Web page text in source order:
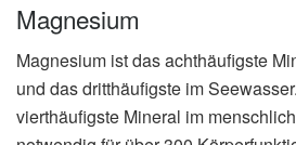
Magnesium
Magnesium ist das achthäufigste
und das dritthäufigste im
vierthäufigste Mineral im